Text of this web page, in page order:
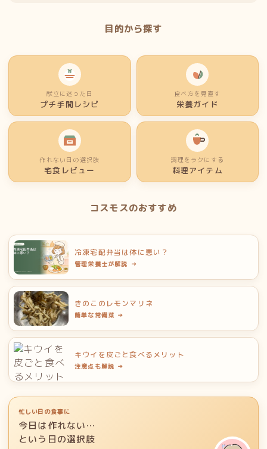
目的から探す
献立に迷った日
プチ手間レシピ
食べ方を見直す
栄養ガイド
作れない日の選択肢
宅食レビュー
調理をラクにする
料理アイテム
コスモスのおすすめ
冷凍宅配弁当は体に悪い？
管理栄養士が解説 →
きのこのレモンマリネ
簡単な常備菜 →
キウイを皮ごと食べるメリット
注意点も解説 →
忙しい日の食事に
今日は作れない…
という日の選択肢